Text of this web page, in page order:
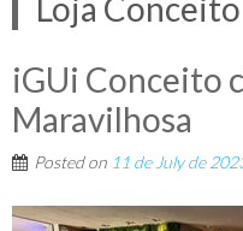
Loja Conceito
iGUi Conceito
Maravilhosa
Posted on 11 de July de